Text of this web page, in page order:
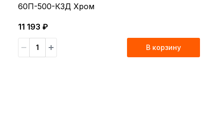
60П-500-К3Д Хром
11 193 ₽
В корзину